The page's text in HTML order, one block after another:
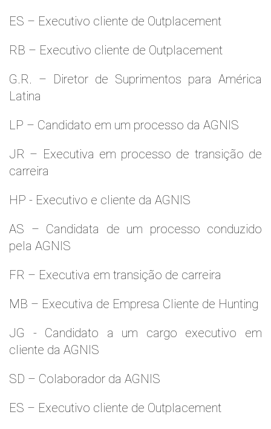
ES – Executivo cliente de Outplacement
RB – Executivo cliente de Outplacement
G.R. – Diretor de Suprimentos para América
Latina
LP – Candidato em um processo da AGNIS
JR – Executiva em processo de transição de
carreira
HP - Executivo e cliente da AGNIS
AS – Candidata de um processo conduzido
pela AGNIS
FR – Executiva em transição de carreira
MB – Executiva de Empresa Cliente de Hunting
JG - Candidato a um cargo executivo em
cliente da AGNIS
SD – Colaborador da AGNIS
ES – Executivo cliente de Outplacement